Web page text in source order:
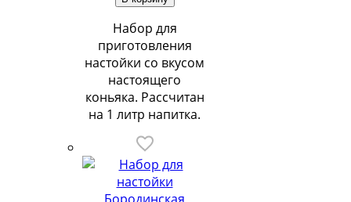
Набор для
приготовления
настойки со вкусом
настоящего
коньяка. Рассчитан
на 1 литр напитка.